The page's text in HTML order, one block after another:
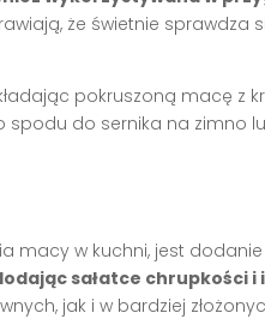
że świetnie sprawdza
pokruszoną macę z
spodu do sernika na zimno
macy w kuchni, jest dodanie
sałatce chrupkości
jak i w bardziej